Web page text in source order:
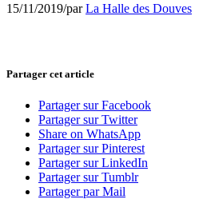
15/11/2019/parLa Halle des Douves
Partager cet article
Partager sur Facebook
Partager sur Twitter
Share on WhatsApp
Partager sur Pinterest
Partager sur LinkedIn
Partager sur Tumblr
Partager par Mail